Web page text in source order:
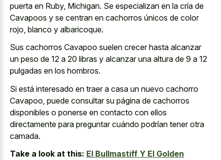
puerta en Ruby, Michigan. Se especializan en la cría de
Cavapoos y se centran en cachorros únicos de color
rojo, blanco y albaricoque.
Sus cachorros Cavapoo suelen crecer hasta alcanzar
un peso de 12 a 20 libras y alcanzar una altura de 9 a 12
pulgadas en los hombros.
Si está interesado en traer a casa un nuevo cachorro
Cavapoo, puede consultar su página de cachorros
disponibles o ponerse en contacto con ellos
directamente para preguntar cuándo podrían tener otra
camada.
Take a look at this: El Bullmastiff Y El Golden